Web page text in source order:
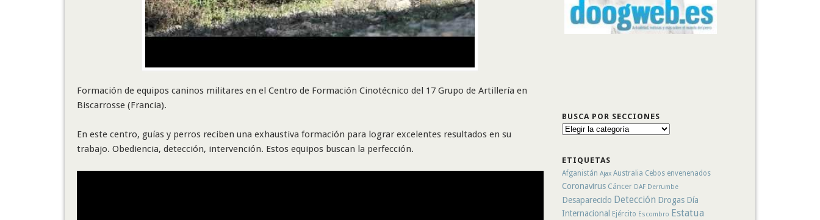
Formación de equipos caninos militares en el Centro de Formación Cinotécnico del 17 Grupo de Artillería en
Biscarrosse (Francia).
En este centro, guías y perros reciben una exhaustiva formación para lograr excelentes resultados en su
trabajo. Obediencia, detección, intervención. Estos equipos buscan la perfección.
BUSCA POR SECCIONES
Busca
ETIQUETAS
Afganistán Ajax Australia Cebos envenenados
Coronavirus Cáncer DAF Derrumbe
Desaparecido Detección Drogas Día
Internacional
Ejército Escombro Estatua